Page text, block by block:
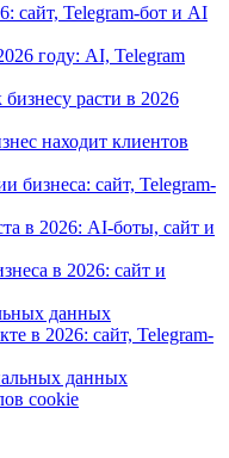
сайт, Telegram-бот и AI
году: AI, Telegram
расти в 2026
находит клиентов
бизнеса: сайт, Telegram-
в 2026: AI-боты, сайт и
в 2026: сайт и
данных
в 2026: сайт, Telegram-
данных
cookie